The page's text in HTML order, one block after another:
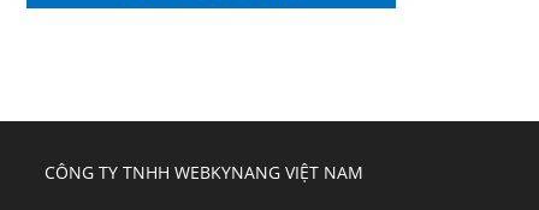
CÔNG TY TNHH WEBKYNANG VIỆT NAM